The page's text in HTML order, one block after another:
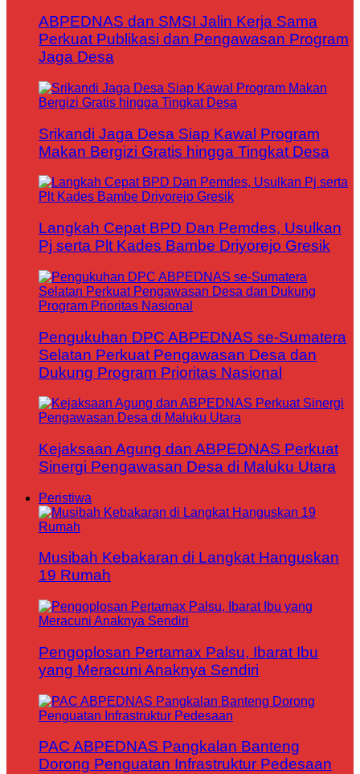
ABPEDNAS dan SMSI Jalin Kerja Sama
Perkuat Publikasi dan Pengawasan Program
Jaga Desa
Srikandi Jaga Desa Siap Kawal Program
Makan Bergizi Gratis hingga Tingkat Desa
Langkah Cepat BPD Dan Pemdes, Usulkan
Pj serta Plt Kades Bambe Driyorejo Gresik
Pengukuhan DPC ABPEDNAS se-Sumatera
Selatan Perkuat Pengawasan Desa dan
Dukung Program Prioritas Nasional
Kejaksaan Agung dan ABPEDNAS Perkuat
Sinergi Pengawasan Desa di Maluku Utara
Peristiwa
Musibah Kebakaran di Langkat Hanguskan
19 Rumah
Pengoplosan Pertamax Palsu, Ibarat Ibu
yang Meracuni Anaknya Sendiri
PAC ABPEDNAS Pangkalan Banteng
Dorong Penguatan Infrastruktur Pedesaan